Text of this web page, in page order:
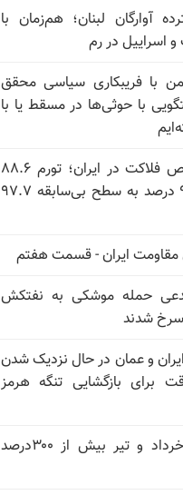
آوارگان لبنان؛ هم‌زمان با
و اسراییل در رم
با فریبکاری سیاسی محقق
با حوثی‌ها در مسقط یا با
رکورد تاریخی شاخص فلاکت در ایران؛ تورم ۸۸.۶
درصد و بیکاری ۹.۱ درصد به سطح بی‌سابقه ۹۷.۷
ایران - قسمت هفتم
حمله موشکی به نفتکش
سرخ شدند
و عمان در حال نزدیک شدن
برای بازگشایی تنگه هرمز
قبض آب و برق خرداد و تیر بیش از ۳۰۰درصد